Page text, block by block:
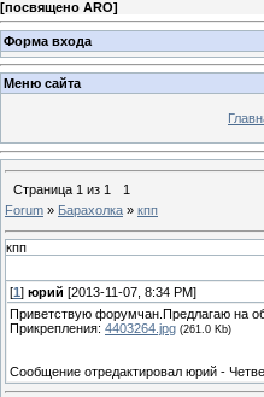
[посвящено ARO]
Форма входа
Меню сайта
Страница 1 из 1
1
Forum » Барахолка » кпп
кпп
[1 ] юрий [2013-11-07, 8:34 PM]
Приветствую форумчан.Предлагаю на
Прикрепления: 4403264.jpg (261.0 Kb)
Сообщение отредактировал юрий -